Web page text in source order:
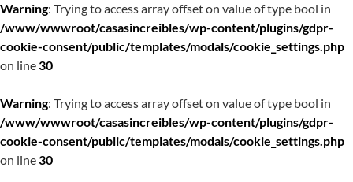
Warning: Trying to access array offset on value of type bool in
/www/wwwroot/casasincreibles/wp-content/plugins/gdpr-
cookie-consent/public/templates/modals/cookie_settings.php
on line30
Warning: Trying to access array offset on value of type bool in
/www/wwwroot/casasincreibles/wp-content/plugins/gdpr-
cookie-consent/public/templates/modals/cookie_settings.php
on line30